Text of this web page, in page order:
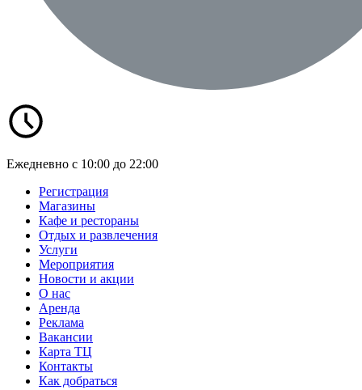
Ежедневно с 10:00 до 22:00
Регистрация
Магазины
Кафе и рестораны
Отдых и развлечения
Услуги
Мероприятия
Новости и акции
О нас
Аренда
Реклама
Вакансии
Карта ТЦ
Контакты
Как добраться